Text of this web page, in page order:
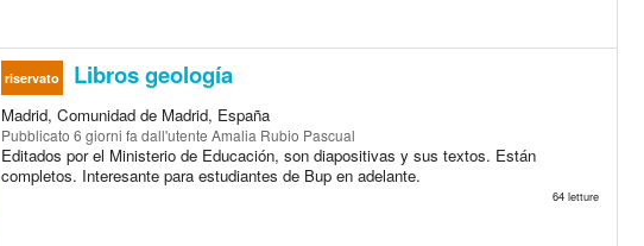
riservato Libros geología
Madrid, Comunidad de Madrid, España
Pubblicato 6 giorni fa dall'utente Amalia Rubio Pascual
Editados por el Ministerio de Educación, son diapositivas y sus textos. Están
completos. Interesante para estudiantes de Bup en adelante.
64 letture